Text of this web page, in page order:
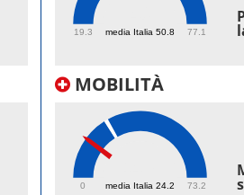
media Italia 50.8
19.3 77.1
MOBILITÀ
media Italia 24.2
0 73.2